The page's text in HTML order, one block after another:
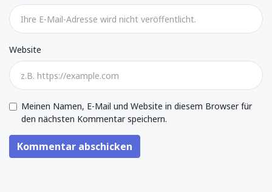
Website
Meinen Namen, E-Mail und Website in diesem Browser für
den nächsten Kommentar speichern.
Kommentar abschicken